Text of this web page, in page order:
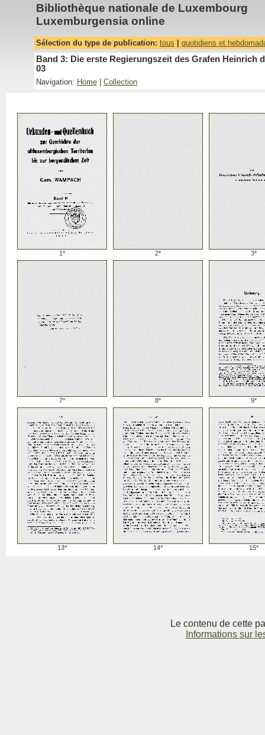
Bibliothèque nationale de Luxembourg
Luxemburgensia online
Sélection du type de publication: tous quotidiens et
Band 3: Die erste Regierungszeit des Grafen Heinrich
03
Navigation: Home Collection
1* 2* 3*
7* 8* 9*
13* 14* 15*
Le contenu de cette
Informations sur